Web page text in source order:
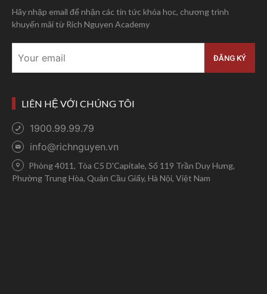
Hãy nhập email để nhận các tin tức khóa học, chương trình
khuyến mãi từ Rich Nguyen Academy
LIÊN HỆ VỚI CHÚNG TÔI
1900.99.99.79
info@richnguyen.vn
Phòng 4011, Tòa C5 D'Capitale, Số 119 Trần Duy Hưng,
Phường Trung Hòa, Quận Cầu Giấy, Hà Nội, Việt Nam